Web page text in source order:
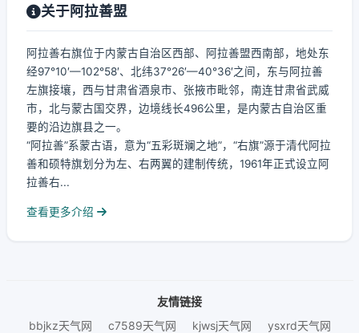
关于阿拉善盟
阿拉善右旗位于内蒙古自治区西部、阿拉善盟西南部，地处东
经97°10′—102°58′、北纬37°26′—40°36′之间，东与阿拉善
左旗接壤，西与甘肃省酒泉市、张掖市毗邻，南连甘肃省武威
市，北与蒙古国交界，边境线长496公里，是内蒙古自治区重
要的沿边旗县之一。
“阿拉善”系蒙古语，意为“五彩斑斓之地”，“右旗”源于清代阿拉
善和硕特旗划分为左、右两翼的建制传统，1961年正式设立阿
拉善右...
查看更多介绍
友情链接
bbjkz天气网
c7589天气网 kjwsj天气网 ysxrd天气网